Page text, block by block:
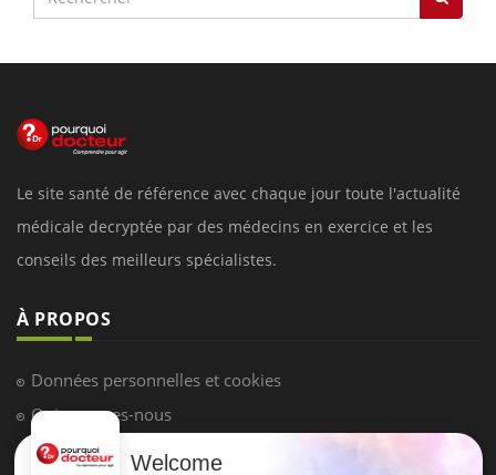
Le site santé de référence avec chaque jour toute l'actualité
médicale decryptée par des médecins en exercice et les
conseils des meilleurs spécialistes.
À PROPOS
Données personnelles et cookies
Qui sommes-nous
Conditions d'utilisation
Welcome